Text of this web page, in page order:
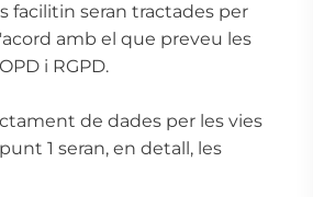
facilitin seran tractades per
amb el que preveu les
i RGPD.
de dades per les vies
1 seran, en detall, les